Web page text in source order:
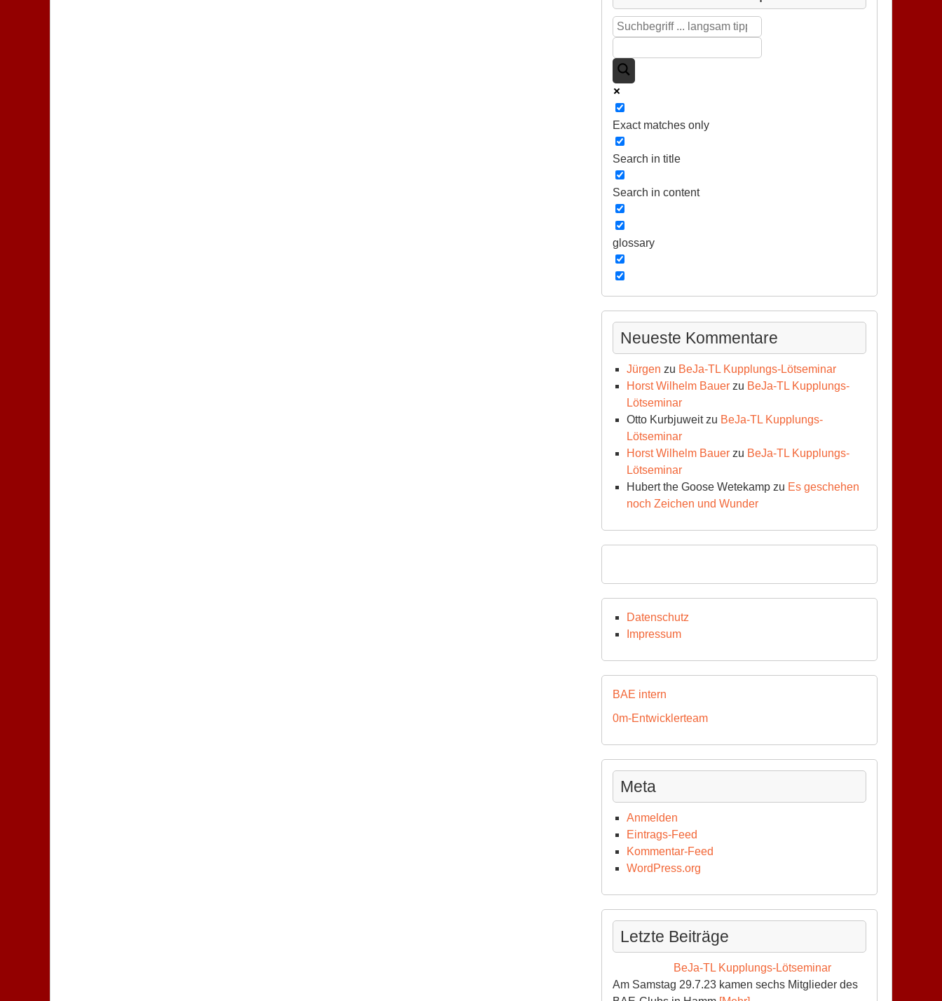
Exact matches only
Search in title
Search in content
glossary
Neueste Kommentare
Jürgen zu BeJa-TL Kupplungs-Lötseminar
Horst Wilhelm Bauerzu BeJa-TL Kupplungs-
Lötseminar
Otto Kurbjuweitzu BeJa-TL Kupplungs-
Lötseminar
Horst Wilhelm Bauerzu BeJa-TL Kupplungs-
Lötseminar
Hubert the Goose Wetekampzu Es geschehen
noch Zeichen und Wunder
Datenschutz
Impressum
BAE intern
0m-Entwicklerteam
Meta
Anmelden
Eintrags-Feed
Kommentar-Feed
WordPress.org
Letzte Beiträge
BeJa-TL Kupplungs-Lötseminar
Am Samstag 29.7.23 kamen sechs Mitglieder des